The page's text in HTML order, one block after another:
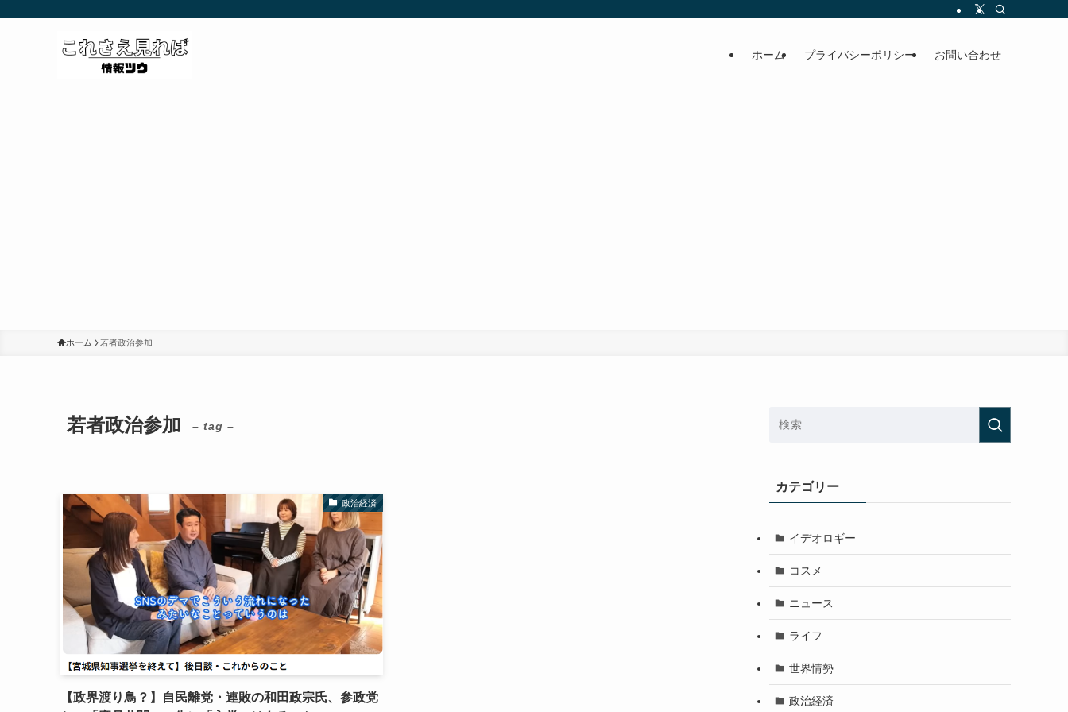
ホーム プライバシーポリシー お問い合わせ
ホーム 若者政治参加
若者政治参加 – tag –
政治経済
【政界渡り鳥？】自民離党・連敗の和田政宗氏、参政党
カテゴリー
イデオロギー
コスメ
ニュース
ライフ
世界情勢
政治経済